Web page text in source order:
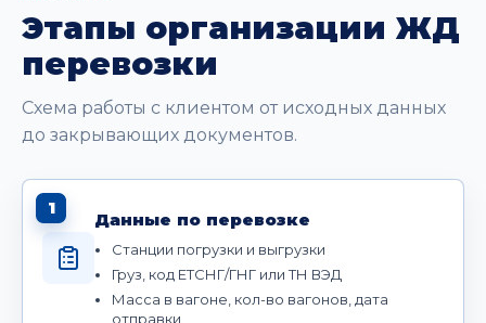
Этапы организации ЖД
перевозки
Схема работы с клиентом от исходных данных
до закрывающих документов.
1
Данные по перевозке
Станции погрузки и выгрузки
Груз, код ЕТСНГ/ГНГ или ТН ВЭД
Масса в вагоне, кол-во вагонов, дата
отправки